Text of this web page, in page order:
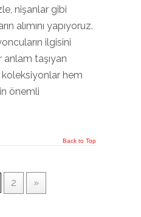
nişanlar gibi
alımını yapıyoruz.
ilgisini
taşıyan
koleksiyonlar hem
önemli
Back to Top
2 »